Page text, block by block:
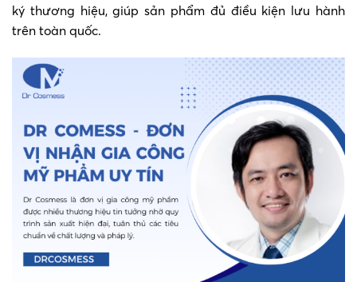
ký thương hiệu, giúp sản phẩm đủ điều kiện lưu hành
trên toàn quốc.